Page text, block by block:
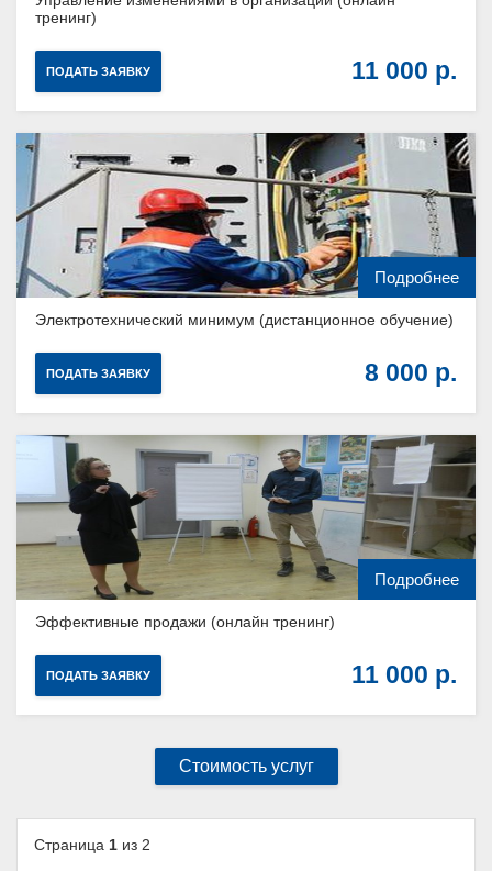
тренинг)
ПОДАТЬ ЗАЯВКУ 11 000
Подробнее
Электротехнический минимум (дистанционное обучение)
ПОДАТЬ ЗАЯВКУ 8 000
Подробнее
Эффективные продажи (онлайн тренинг)
ПОДАТЬ ЗАЯВКУ 11 000
Стоимость услуг
Страница 1 из 2